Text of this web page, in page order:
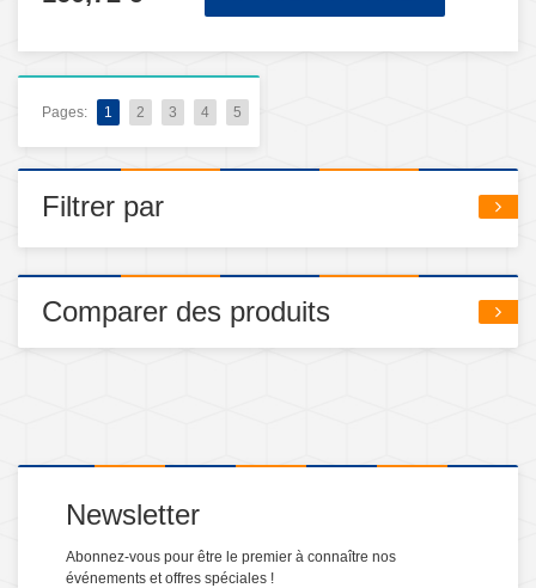
Pages: 1 2 3 4 5
Filtrer par
Comparer des produits
Newsletter
Abonnez-vous pour être le premier à connaître nos
événements et offres spéciales !